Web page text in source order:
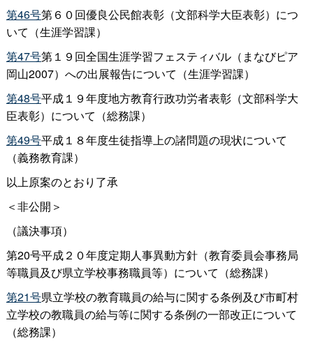
第46号第６０回優良公民館表彰（文部科学大臣表彰）につ
いて（生涯学習課）
第47号第１９回全国生涯学習フェスティバル（まなびピア
岡山2007）への出展報告について（生涯学習課）
第48号平成１９年度地方教育行政功労者表彰（文部科学大
臣表彰）について（総務課）
第49号平成１８年度生徒指導上の諸問題の現状について
（義務教育課）
以上原案のとおり了承
＜非公開＞
（議決事項）
第20号平成２０年度定期人事異動方針（教育委員会事務局
等職員及び県立学校事務職員等）について（総務課）
第21号県立学校の教育職員の給与に関する条例及び市町村
立学校の教職員の給与等に関する条例の一部改正について
（総務課）